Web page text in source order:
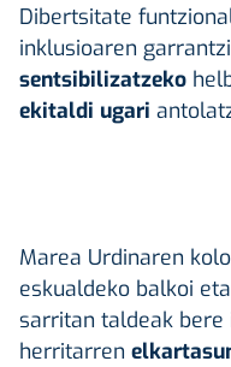
Dibertsitate
inklusioaren
sentsibilizatzeko
ekitaldi ugari
Marea Urdinaren
eskualdeko balkoi
sarritan taldeak bere
herritarren